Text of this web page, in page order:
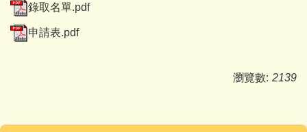
錄取名單.pdf
申請表.pdf
瀏覽數: 2139